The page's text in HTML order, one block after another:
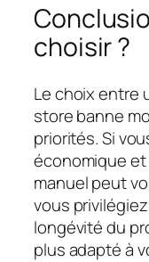
choisir ?
Le choix entre
store banne
priorités. Si
économique
manuel peut
vous
longévité du
plus adapté à